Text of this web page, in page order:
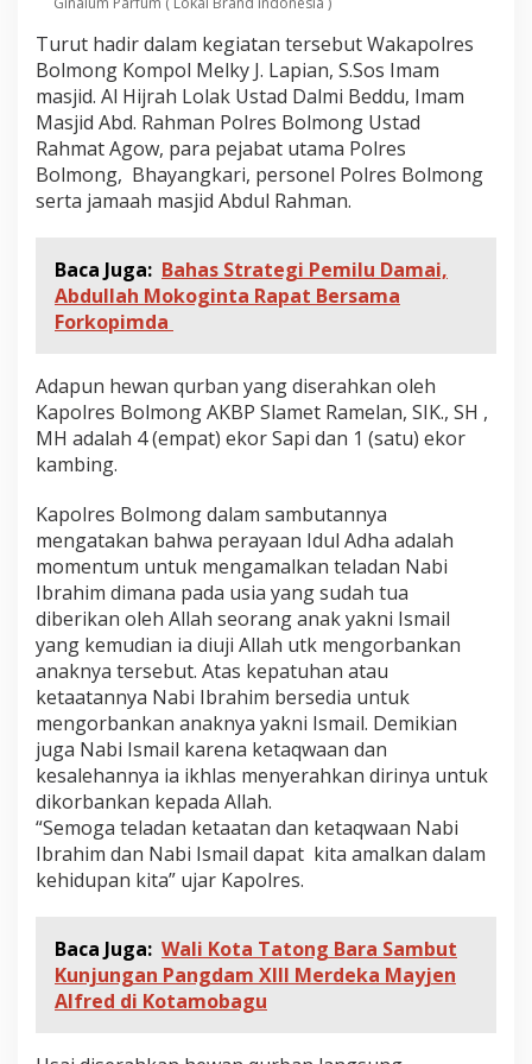
Turut hadir dalam kegiatan tersebut Wakapolres
Bolmong Kompol Melky J. Lapian, S.Sos Imam
masjid. Al Hijrah Lolak Ustad Dalmi Beddu, Imam
Masjid Abd. Rahman Polres Bolmong Ustad
Rahmat Agow, para pejabat utama Polres
Bolmong, Bhayangkari, personel Polres Bolmong
serta jamaah masjid Abdul Rahman.
Baca Juga: Bahas Strategi Pemilu Damai,
Abdullah Mokoginta Rapat Bersama
Forkopimda
Adapun hewan qurban yang diserahkan oleh
Kapolres Bolmong AKBP Slamet Ramelan, SIK., SH ,
MH adalah 4 (empat) ekor Sapi dan 1 (satu) ekor
kambing.
Kapolres Bolmong dalam sambutannya
mengatakan bahwa perayaan Idul Adha adalah
momentum untuk mengamalkan teladan Nabi
Ibrahim dimana pada usia yang sudah tua
diberikan oleh Allah seorang anak yakni Ismail
yang kemudian ia diuji Allah utk mengorbankan
anaknya tersebut. Atas kepatuhan atau
ketaatannya Nabi Ibrahim bersedia untuk
mengorbankan anaknya yakni Ismail. Demikian
juga Nabi Ismail karena ketaqwaan dan
kesalehannya ia ikhlas menyerahkan dirinya untuk
dikorbankan kepada Allah.
“Semoga teladan ketaatan dan ketaqwaan Nabi
Ibrahim dan Nabi Ismail dapat kita amalkan dalam
kehidupan kita” ujar Kapolres.
Baca Juga: Wali Kota Tatong Bara Sambut
Kunjungan Pangdam XIII Merdeka Mayjen
Alfred di Kotamobagu